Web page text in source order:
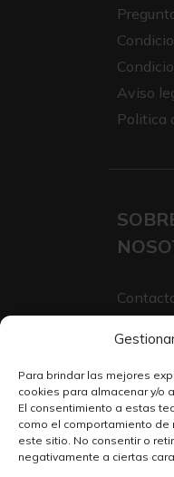
Para brindar las mejores
cookies para almacenar y/o
El consentimiento a estas
como el comportamiento
este sitio. No consentir o
negativamente a ciertas
Aviso
Politica